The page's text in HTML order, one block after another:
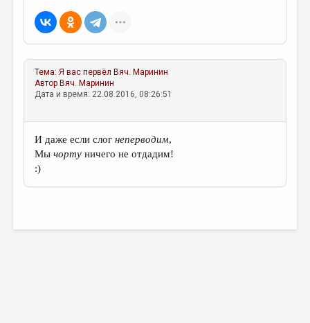
МАЛАЯ ПРОЗА
ЭССЕИСТИКА
ЛИТЕРАТУРОВЕДЕНИЕ
КУЛЬТУРОВЕДЕНИЕ
РЕЦЕНЗИРОВАНИЕ
ЦИКЛЫ ПУБЛИКАЦИЙ
ТРЕДИАКОВСКИЙ
Тема:Я вас первёл Вяч. Маринин
Автор Вяч. Маринин
Дата и время: 22.08.2016, 08:26:51
И даже если слогнеперводим,
Мычорту ничего не отдадим!
:)